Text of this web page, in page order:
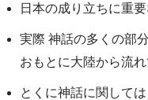
日本の成り立ちに重要
実際 神話の多くの部
おもとに大陸から流
とくに神話に関して